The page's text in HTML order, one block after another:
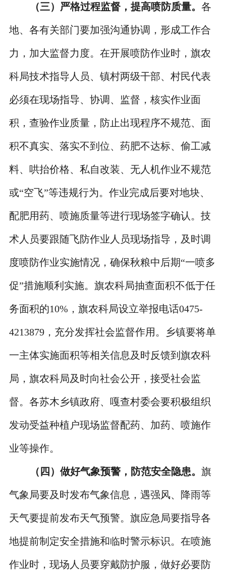
（三）严格过程监督，提高喷防质量。 各
地、各有关部门要加强沟通协调，形成工作合
力，加大监督力度。在开展喷防作业时，旗农
科局技术指导人员、镇村两级干部、村民代表
必须在现场指导、协调、监督，核实作业面
积，查验作业质量，防止出现程序不规范、面
积不真实、落实不到位、药肥不达标、偷工减
料、哄抬价格、私自改装、无人机作业不规范
或“空飞”等违规行为。作业完成后要对地块、
配肥用药、喷施质量等进行现场签字确认。技
术人员要跟随飞防作业人员现场指导，及时调
度喷防作业实施情况，确保秋粮中后期“一喷多
促”措施顺利实施。旗农科局抽查面积不低于任
务面积的10%，旗农科局设立举报电话0475-
4213879，充分发挥社会监督作用。乡镇要将单
一主体实施面积等相关信息及时反馈到旗农科
局，旗农科局及时向社会公开，接受社会监
督。各苏木乡镇政府、嘎查村委会要积极组织
发动受益种植户现场监督配药、加药、喷施作
业等操作。
（四）做好气象预警，防范安全隐患。 旗
气象局要及时发布气象信息，遇强风、降雨等
天气要提前发布天气预警。旗应急局要指导各
地提前制定安全措施和临时警示标识。在喷施
作业时，现场人员要穿戴防护服，做好必要防